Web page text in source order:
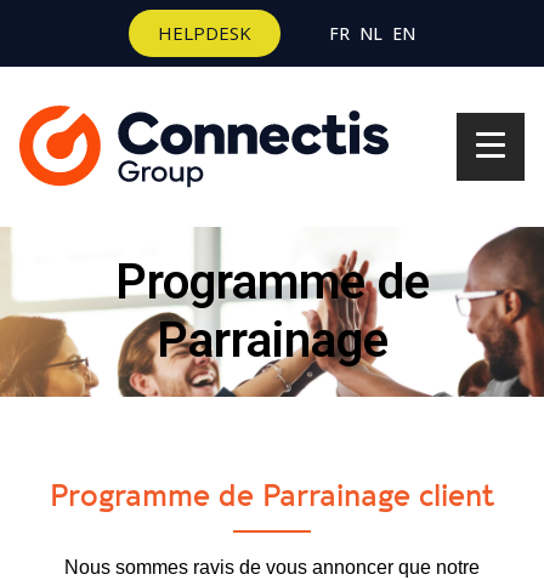
HELPDESK FR NL EN
Programme de
Parrainage
Programme de Parrainage client
Nous sommes ravis de vous annoncer que notre